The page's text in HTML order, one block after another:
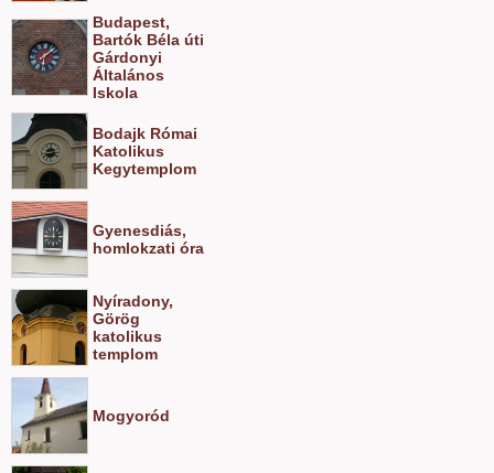
Budapest,
Bartók Béla úti
Gárdonyi
Általános
Iskola
Bodajk Római
Katolikus
Kegytemplom
Gyenesdiás,
homlokzati óra
Nyíradony,
Görög
katolikus
templom
Mogyoród